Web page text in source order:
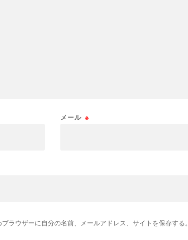
メール ※
ラウザーに自分の名前、メールアドレス、サイトを保存する。